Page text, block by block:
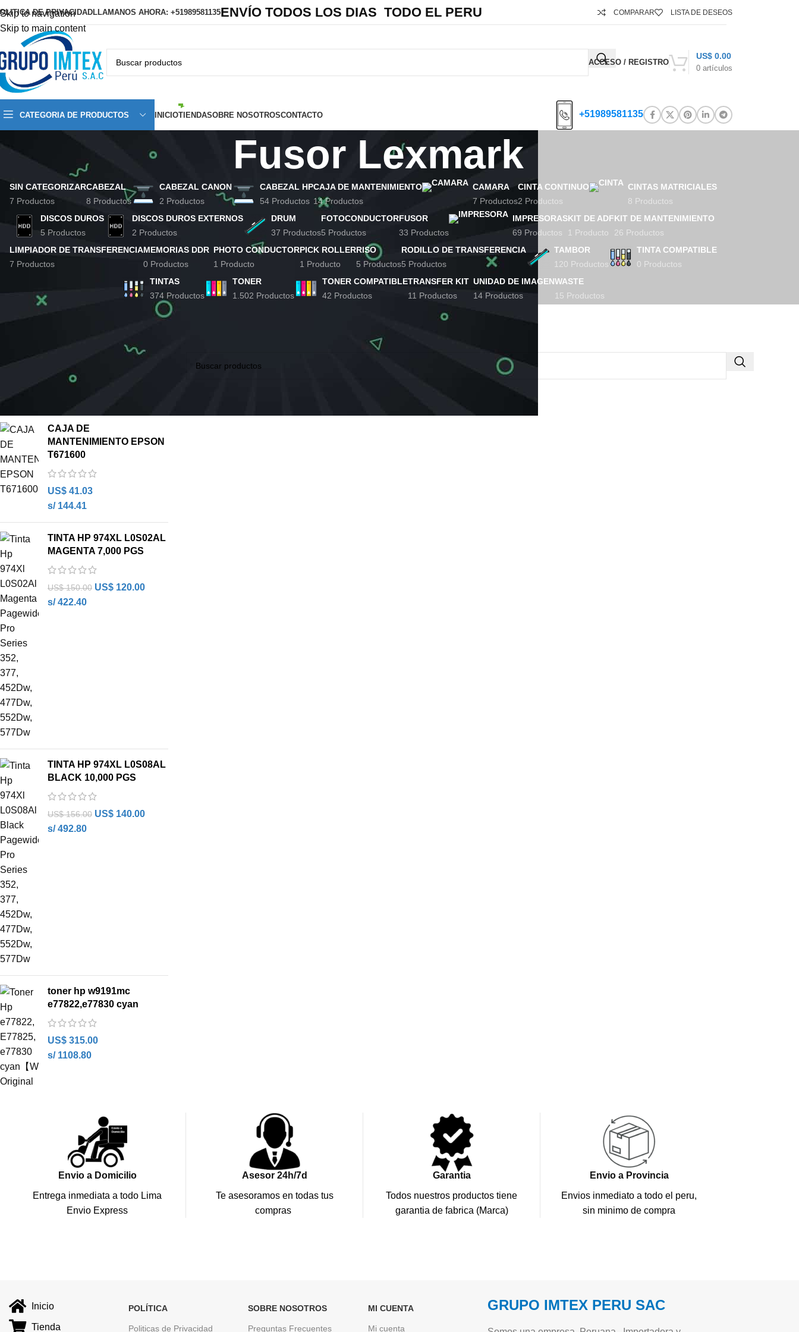
Skip to navigation
Skip to main content
DE PRIVACIDADLLAMANOS AHORA: +51989581135ENVÍO TODOS LOS DIAS TODO EL PERU COMPARAR LISTA DE DESEOS
ACCESO / REGISTRO
0 artículos
US$ 0.00
CATEGORIA DE PRODUCTOS INICIOTIENDASOBRE NOSOTROSCONTACTO +51989581135
Fusor Lexmark
SIN CATEGORIZAR
7 Productos
CABEZAL
8 Productos
CABEZAL CANON
2 Productos
CABEZAL HP
54 Productos
CAJA DE MANTENIMIENTO
14 Productos
CAMARA
7 Productos
CINTA CONTINUO
2 Productos
CINTAS MATRICIALES
8 Productos
DISCOS DUROS
5 Productos
DISCOS DUROS EXTERNOS
2 Productos
DRUM
37 Productos
FOTOCONDUCTOR
5 Productos
FUSOR
33 Productos
IMPRESORAS
69 Productos
KIT DE ADF
1 Producto
KIT DE MANTENIMIENTO
26 Productos
LIMPIADOR DE TRANSFERENCIA
7 Productos
MEMORIAS DDR
0 Productos
PHOTO CONDUCTOR
1 Producto
PICK ROLLER
1 Producto
RISO
5 Productos
RODILLO DE TRANSFERENCIA
5 Productos
TAMBOR
120 Productos
TINTA COMPATIBLE
0 Productos
TINTAS
374 Productos
TONER
1.502 Productos
TONER COMPATIBLE
42 Productos
TRANSFER KIT
11 Productos
UNIDAD DE IMAGEN
14 Productos
WASTE
15 Productos
En stock
PRODUCTOS MEJOR CALIFICADOS
CAJA DE
MANTENIMIENTO EPSON
T671600
US$ 41.03
s/ 144.41
TINTA HP 974XL L0S02AL
MAGENTA 7,000 PGS
US$150.00 US$ 120.00
s/ 422.40
TINTA HP 974XL L0S08AL
BLACK 10,000 PGS
US$156.00 US$ 140.00
s/ 492.80
toner hp w9191mc
e77822,e77830 cyan
US$ 315.00
s/ 1108.80
No se han encontrado productos que coincidan con tu selección.
Envio a Domicilio
Entrega inmediata a todo Lima
Envio Express
Asesor 24h/7d
Te asesoramos en todas tus
compras
Garantia
Todos nuestros productos tiene
garantia de fabrica (Marca)
Envio a Provincia
Envios inmediato a todo el peru,
sin minimo de compra
Inicio
Tienda
POLÍTICA
Politicas de Privacidad
SOBRE NOSOTROS
Preguntas Frecuentes
MI CUENTA
Mi cuenta
GRUPO IMTEX PERU SAC